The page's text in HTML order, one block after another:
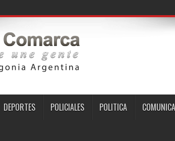
DEPORTES POLICIALES POLITICA